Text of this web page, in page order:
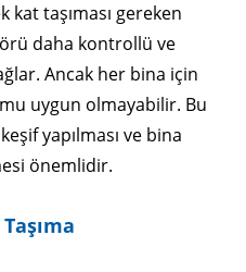
kat taşıması gereken
daha kontrollü ve
Ancak her bina için
uygun olmayabilir. Bu
yapılması ve bina
önemlidir.